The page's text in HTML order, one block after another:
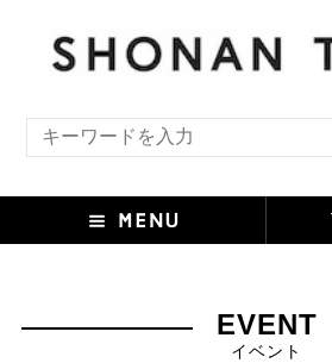
EVENT
イベント